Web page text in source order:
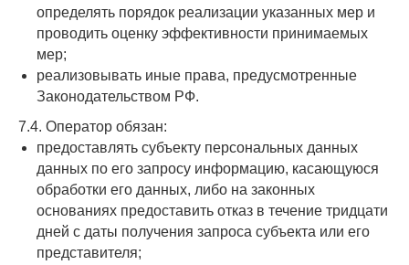
определять порядок реализации указанных мер и
проводить оценку эффективности принимаемых
мер;
реализовывать иные права, предусмотренные
Законодательством РФ.
7.4. Оператор обязан:
предоставлять субъекту персональных данных
данных по его запросу информацию, касающуюся
обработки его данных, либо на законных
основаниях предоставить отказ в течение тридцати
дней с даты получения запроса субъекта или его
представителя;